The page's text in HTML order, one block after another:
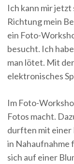
Ich kann mir
Richtung mein
ein Foto-
besucht. Ich
man lötet. Mit
elektronisches
Im Foto-
Fotos macht.
durften mit einer
in Nahaufnahme
sich auf einer